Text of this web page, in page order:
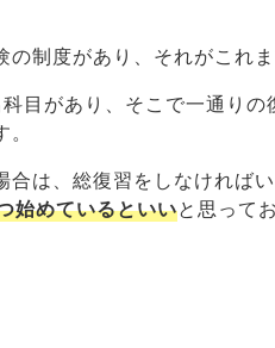
制度があり、それがこれ
目があり、そこで一通り
合は、総復習をしなければ
始めているといいと思って